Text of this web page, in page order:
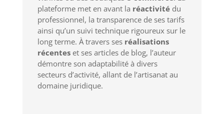
plateforme met en avant la réactivitédu
professionnel, la transparence de ses tarifs
ainsi qu’un suivi technique rigoureux sur le
long terme. À travers ses réalisations
récenteset ses articles de blog, l’auteur
démontre son adaptabilité à divers
secteurs d’activité, allant de l’artisanat au
domaine juridique.